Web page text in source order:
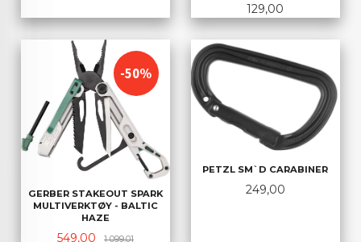
Pris
129,00
GERBER STAKEOUT SPARK
MULTIVERKTØY - BALTIC
HAZE
Tilbud
549,00 1 099,01Rabatt
-50%
PETZL SM`D CARABINER
Pris
249,00